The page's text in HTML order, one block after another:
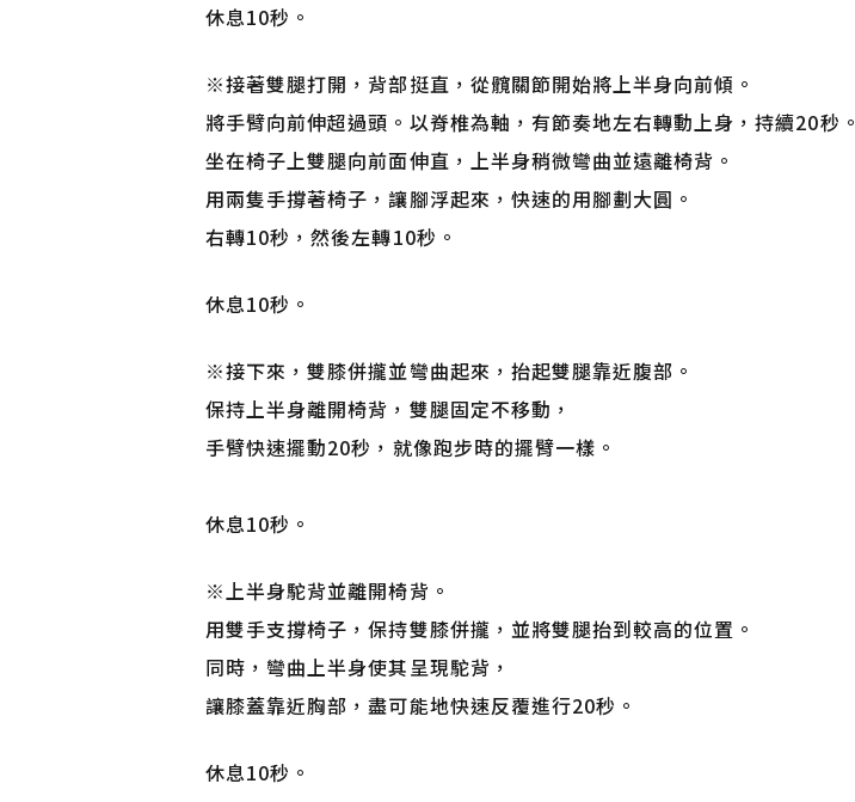
休息10秒。
※接著雙腿打開，背部挺直，從髖關節開始將上半身向前傾。
將手臂向前伸超過頭。以脊椎為軸，有節奏地左右轉動上身，持續20秒。
坐在椅子上雙腿向前面伸直，上半身稍微彎曲並遠離椅背。
用兩隻手撐著椅子，讓腳浮起來，快速的用腳劃大圓。
右轉10秒，然後左轉10秒。
休息10秒。
※接下來，雙膝併攏並彎曲起來，抬起雙腿靠近腹部。
保持上半身離開椅背，雙腿固定不移動，
手臂快速擺動20秒，就像跑步時的擺臂一樣。
休息10秒。
※ 上半身駝背並離開椅背。
用雙手支撐椅子，保持雙膝併攏，並將雙腿抬到較高的位置。
同時，彎曲上半身使其呈現駝背，
讓膝蓋靠近胸部，盡可能地快速反覆進行20秒。
休息10秒。